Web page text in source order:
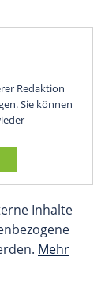
Redaktion
Sie können
Inhalte
Mehr